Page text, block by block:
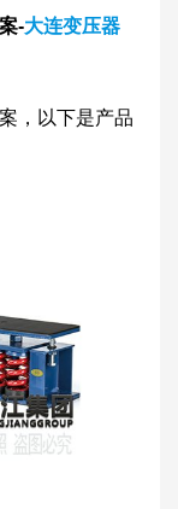
-大连变压器
，以下是产品